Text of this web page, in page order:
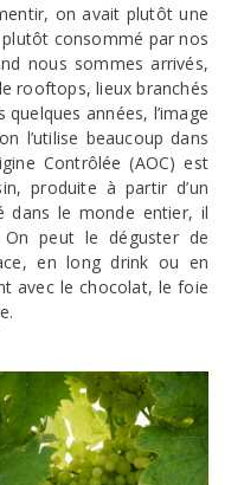
on avait plutôt une
consommé par nos
nous sommes arrivés,
rooftops, lieux branchés
années, l’image
l’utilise beaucoup dans
Contrôlée (AOC) est
produite à partir d’un
dans le monde entier, il
peut le déguster de
en long drink ou en
avec le chocolat, le foie